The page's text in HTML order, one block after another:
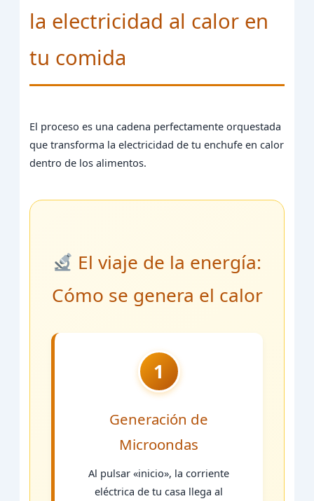
la electricidad al calor en
tu comida
El proceso es una cadena perfectamente orquestada
que transforma la electricidad de tu enchufe en calor
dentro de los alimentos.
El viaje de la energía:
Cómo se genera el calor
1
Generación de
Microondas
Al pulsar «inicio», la corriente
eléctrica de tu casa llega al